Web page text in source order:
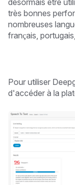
très bonnes
nombreuses
français,
Pour utiliser
d'accéder à la